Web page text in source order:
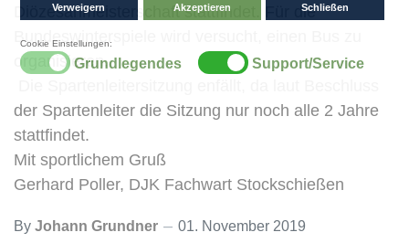
Diözesanmeisterschaft stattfindet. Für die
Bundeswinterspiele wird versucht, einen Bus zu
organisieren.
der Spartenleiter die Sitzung nur noch alle 2 Jahre
stattfindet.
Mit sportlichem Gruß
Gerhard Poller, DJK Fachwart Stockschießen
By Johann Grundner 01. November 2019